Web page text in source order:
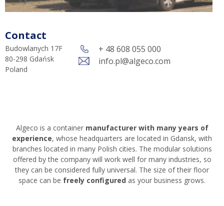
Contact
Budowlanych 17F
80-298 Gdańsk
Poland
+ 48 608 055 000
info.pl@algeco.com
Algeco is a container manufacturer with many years of
experience, whose headquarters are located in Gdansk, with
branches located in many Polish cities. The modular solutions
offered by the company will work well for many industries, so
they can be considered fully universal. The size of their floor
space can be freely configured as your business grows.